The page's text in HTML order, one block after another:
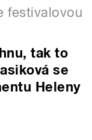
festivalovou
tak to
se
Heleny